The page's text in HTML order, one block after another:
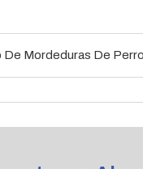
De Mordeduras De